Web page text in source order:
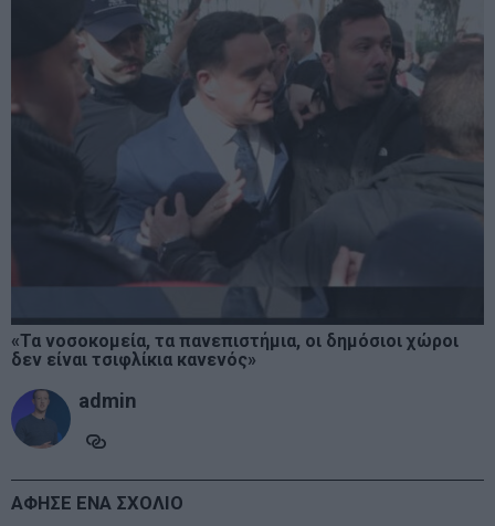
«Τα νοσοκομεία, τα πανεπιστήμια, οι δημόσιοι χώροι
δεν είναι τσιφλίκια κανενός»
admin
ΑΦΗΣΕ ΕΝΑ ΣΧΟΛΙΟ